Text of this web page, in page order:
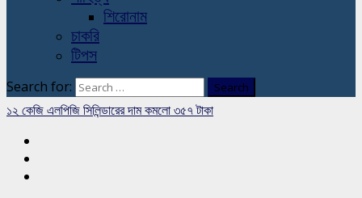
শিরোনাম
চাকরি
টিপস
Search for:
১২ কেজি এলপিজি সিলিন্ডারের দাম কমলো ৩৫৭ টাকা